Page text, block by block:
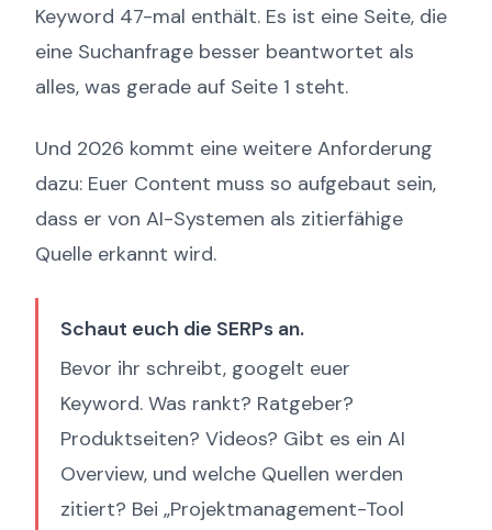
Keyword 47-mal enthält. Es ist eine Seite, die
eine Suchanfrage besser beantwortet als
alles, was gerade auf Seite 1 steht.
Und 2026 kommt eine weitere Anforderung
dazu: Euer Content muss so aufgebaut sein,
dass er von AI-Systemen als zitierfähige
Quelle erkannt wird.
Schaut euch die SERPs an.
Bevor ihr schreibt, googelt euer
Keyword. Was rankt? Ratgeber?
Produktseiten? Videos? Gibt es ein AI
Overview, und welche Quellen werden
zitiert? Bei „Projektmanagement-Tool